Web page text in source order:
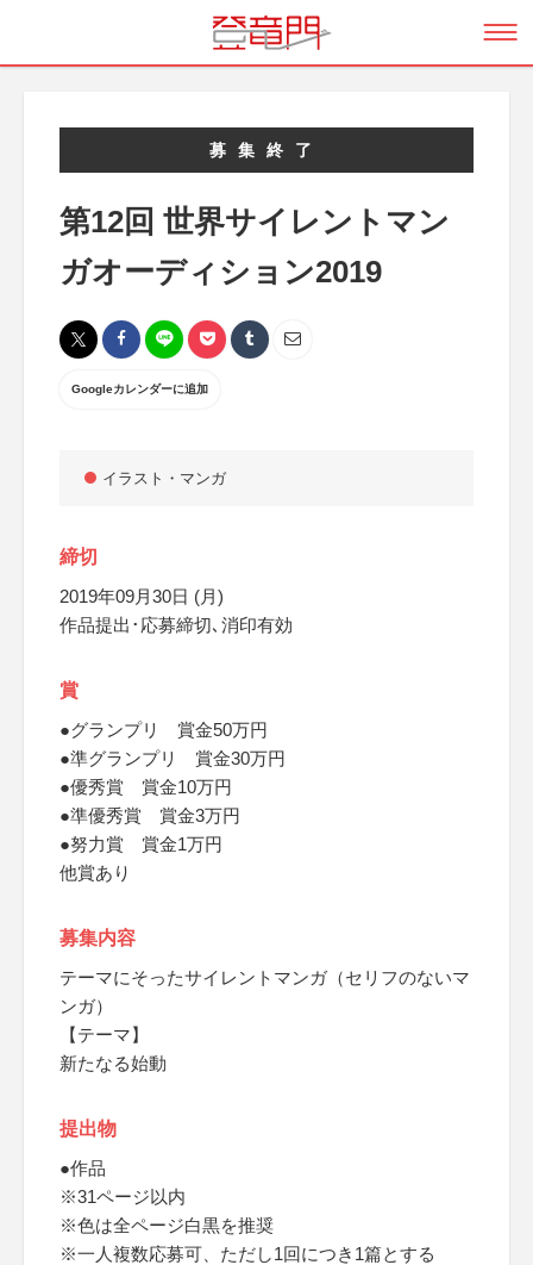
募集終了
第12回 世界サイレントマン
ガオーディション2019
Googleカレンダーに追加
イラスト・マンガ
締切
2019年09月30日 (月)
作品提出･応募締切､消印有効
賞
●グランプリ 賞金50万円
●準グランプリ 賞金30万円
●優秀賞 賞金10万円
●準優秀賞 賞金3万円
●努力賞 賞金1万円
他賞あり
募集内容
テーマにそったサイレントマンガ（セリフのないマ
ンガ）
【テーマ】
新たなる始動
提出物
●作品
※31ページ以内
※色は全ページ白黒を推奨
※一人複数応募可、ただし1回につき1篇とする